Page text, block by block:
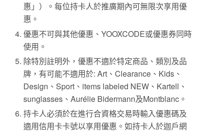
惠」）。每位持卡人於推廣期內可無限次享用優
惠。
優惠不可與其他優惠、YOOXCODE或優惠券同時
使用。
除特別註明外，優惠不適於特定商品、類別及品
牌，有可能不適用於: Art、Clearance、Kids、
Design、Sport、items labeled NEW、Kartell、
sunglasses、Aurélie Bidermann及Montblanc。
持卡人必須於在進行合資格交易時輸入優惠碼及
適用信用卡卡號以享用優惠。如持卡人於迦戶網